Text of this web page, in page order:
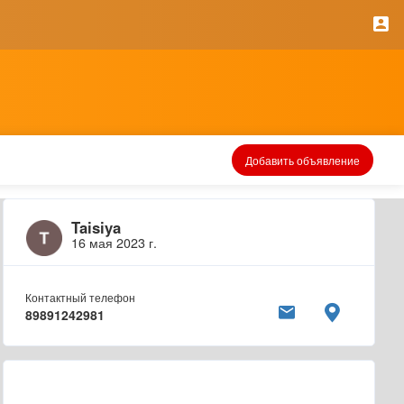
Добавить объявление
Taisiya
16 мая 2023 г.
Контактный телефон
89891242981